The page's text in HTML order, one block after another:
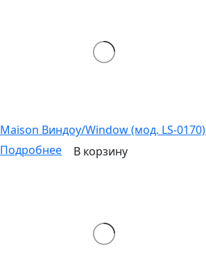
Maison Виндоу/Window (мод. LS-0170)
Подробнее
В корзину